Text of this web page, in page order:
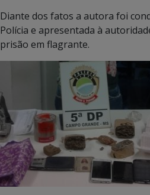
Diante dos fatos a autora foi
Polícia e apresentada à
prisão em flagrante.